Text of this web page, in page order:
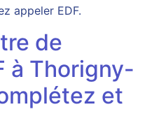
appeler EDF.
de
à Thorigny-
et